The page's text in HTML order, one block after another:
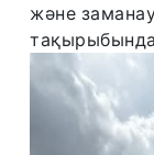
және